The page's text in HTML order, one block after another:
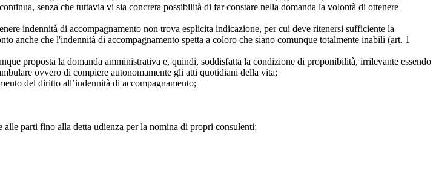
senza che tuttavia vi sia concreta possibilità di far constare nella domanda la volontà di ottenere
indennità di accompagnamento non trova esplicita indicazione, per cui deve ritenersi sufficiente la
anche che l'indennità di accompagnamento spetta a coloro che siano comunque totalmente inabili (art. 1
proposta la domanda amministrativa e, quindi, soddisfatta la condizione di proponibilità, irrilevante essendo
ovvero di compiere autonomamente gli atti quotidiani della vita;
del diritto all’indennità di accompagnamento;
parti fino alla detta udienza per la nomina di propri consulenti;